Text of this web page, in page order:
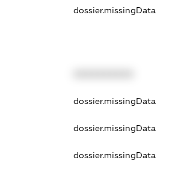
dossier.missingData
dossier.missingData
dossier.missingData
dossier.missingData